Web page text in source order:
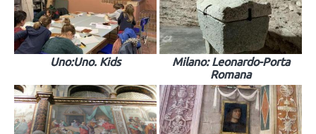
Uno:Uno. Kids
Milano: Leonardo-Porta
Romana